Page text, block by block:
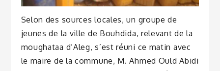
Selon des sources locales, un groupe de
jeunes de la ville de Bouhdida, relevant de la
moughataa d’Aleg, s’est réuni ce matin avec
le maire de la commune, M. Ahmed Ould Abidi